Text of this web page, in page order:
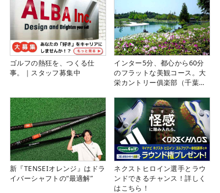
ゴルフの熱狂を、つくる仕
事。｜スタッフ募集中
インター5分、都心から60分
のフラットな美観コース。大
栄カントリー俱楽部（千葉
新『TENSEIオレンジ』はドラ
イバーシャフトの“最適解”
ネクストヒロイン選手とラウ
ンドできるチャンス！詳しく
はこちら！